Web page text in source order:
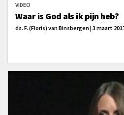
VIDEO
Waar is God als ik pijn heb?
ds. F. (Floris) van Binsbergen | 3 maart